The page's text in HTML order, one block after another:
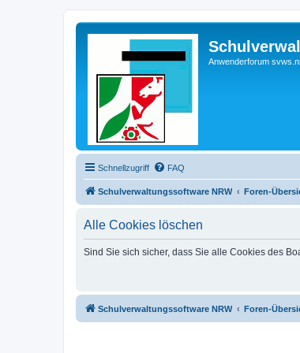
Anwenderforum
Schnellzugriff FAQ
Schulverwaltungssoftware NRW Foren-
Alle Cookies löschen
Sind Sie sich sicher, dass Sie alle Cookies des
Schulverwaltungssoftware NRW Foren-